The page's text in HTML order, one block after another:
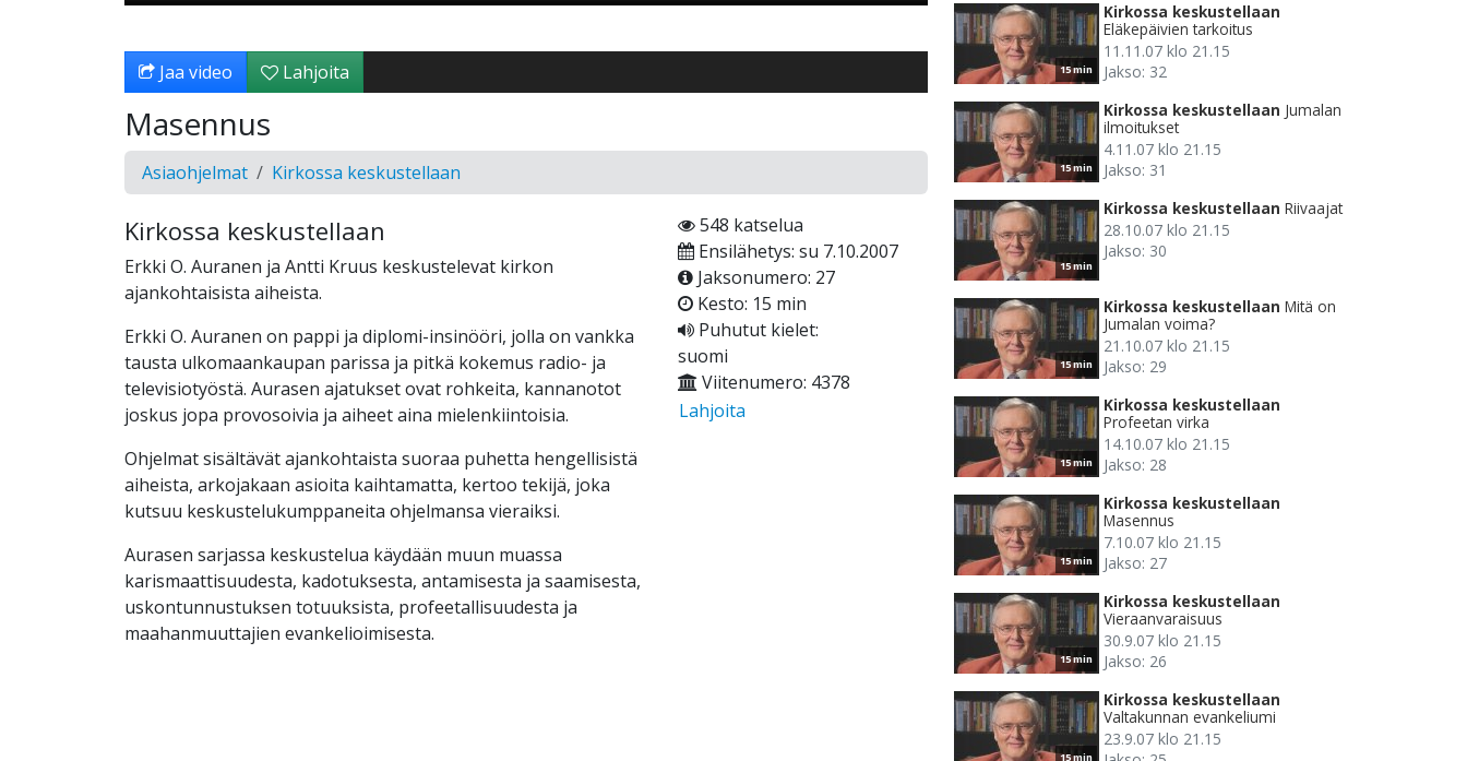
Jaa video Lahjoita
Masennus
Asiaohjelmat Kirkossa keskustellaan
Kirkossa keskustellaan
Erkki O. Auranen ja Antti Kruus keskustelevat kirkon
ajankohtaisista aiheista.
Erkki O. Auranen on pappi ja diplomi-insinööri, jolla on vankka
tausta ulkomaankaupan parissa ja pitkä kokemus radio- ja
televisiotyöstä. Aurasen ajatukset ovat rohkeita, kannanotot
joskus jopa provosoivia ja aiheet aina mielenkiintoisia.
Ohjelmat sisältävät ajankohtaista suoraa puhetta hengellisistä
aiheista, arkojakaan asioita kaihtamatta, kertoo tekijä, joka
kutsuu keskustelukumppaneita ohjelmansa vieraiksi.
Aurasen sarjassa keskustelua käydään muun muassa
karismaattisuudesta, kadotuksesta, antamisesta ja saamisesta,
uskontunnustuksen totuuksista, profeetallisuudesta ja
maahanmuuttajien evankelioimisesta.
548 katselua
Ensilähetys: su 7.10.2007
Jaksonumero: 27
Kesto: 15 min
Puhutut kielet:
suomi
Viitenumero: 4378
Lahjoita
15 min
Kirkossa keskustellaan
Eläkepäivien tarkoitus
11.11.07 klo 21.15
Jakso: 32
15 min
Kirkossa keskustellaan Jumalan
ilmoitukset
4.11.07 klo 21.15
Jakso: 31
15 min
Kirkossa keskustellaan Riivaajat
28.10.07 klo 21.15
Jakso: 30
15 min
Kirkossa keskustellaan Mitä on
Jumalan voima?
21.10.07 klo 21.15
Jakso: 29
15 min
Kirkossa keskustellaan
Profeetan virka
14.10.07 klo 21.15
Jakso: 28
15 min
Kirkossa keskustellaan
Masennus
7.10.07 klo 21.15
Jakso: 27
15 min
Kirkossa keskustellaan
Vieraanvaraisuus
30.9.07 klo 21.15
Jakso: 26
15 min
Kirkossa keskustellaan
Valtakunnan evankeliumi
23.9.07 klo 21.15